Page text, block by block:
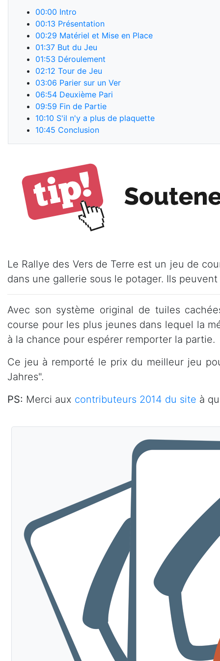
00:00 Intro
00:13 Présentation
00:29 Matériel et Mise en Place
01:37 But du Jeu
01:53 Déroulement
02:12 Tour de Jeu
03:06 Parier sur un Ver
06:54 Deuxième Pari
09:59 Fin de Partie
10:10 S'il n'y a plus de plaquette
10:45 Conclusion
Le Rallye des Vers de Terre est un jeu de
dans une gallerie sous le potager. Ils
Avec son système original de tuiles
course pour les plus jeunes dans lequel la
à la chance pour espérer remporter la partie.
Ce jeu à remporté le prix du meilleur jeu
Jahres".
PS: Merci aux contributeurs 2014 du site à